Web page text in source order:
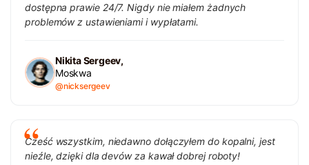
dostępna prawie 24/7. Nigdy nie miałem żadnych
problemów z ustawieniami i wypłatami.
Nikita Sergeev,
Moskwa
@nicksergeev
Cześć wszystkim, niedawno dołączyłem do kopalni, jest
nieźle, dzięki dla devów za kawał dobrej roboty!